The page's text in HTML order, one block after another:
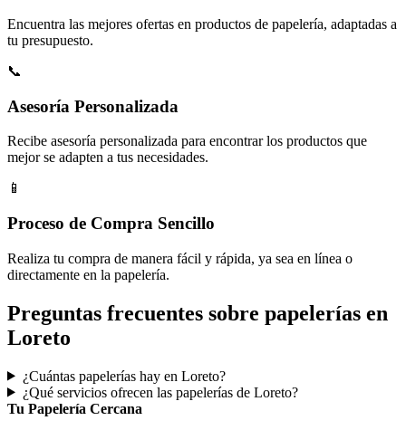
Encuentra las mejores ofertas en productos de papelería, adaptadas a
tu presupuesto.
📞
Asesoría Personalizada
Recibe asesoría personalizada para encontrar los productos que
mejor se adapten a tus necesidades.
📱
Proceso de Compra Sencillo
Realiza tu compra de manera fácil y rápida, ya sea en línea o
directamente en la papelería.
Preguntas frecuentes sobre papelerías en
Loreto
¿Cuántas papelerías hay en Loreto?
¿Qué servicios ofrecen las papelerías de Loreto?
Tu Papelería Cercana